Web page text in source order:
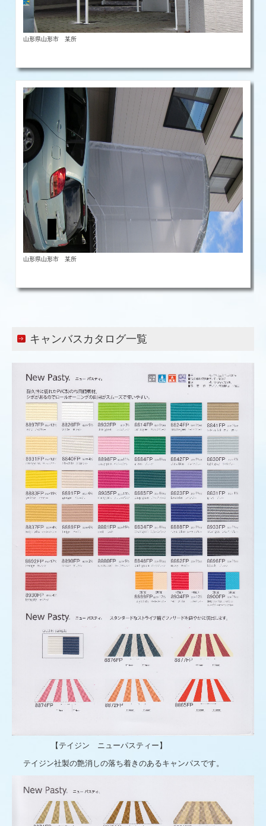
山形県山形市 某所
山形県山形市 某所
キャンバスカタログ一覧
【テイジン ニューパスティー】
テイジン社製の艶消しの落ち着きのあるキャンパスです。